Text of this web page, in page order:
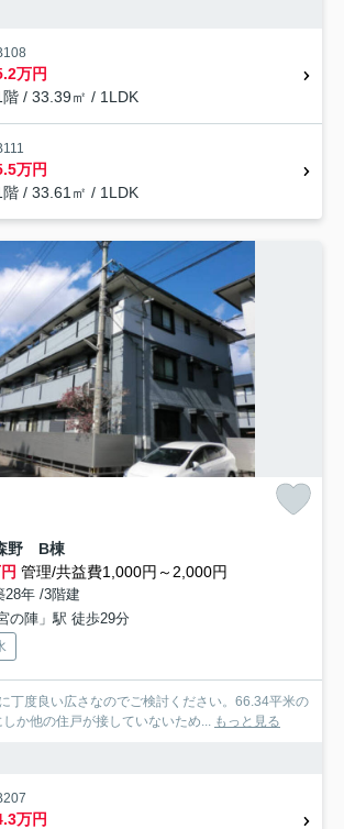
万円
階 / 33.39㎡ / 1LDK
万円
階 / 33.61㎡ / 1LDK
野 B棟
管理/共益費1,000円～2,000円
28年 /3階建
の陣」駅 徒歩29分
丁度良い広さなのでご検討ください。66.34平米の
か他の住戸が接していないため... もっと見る
万円